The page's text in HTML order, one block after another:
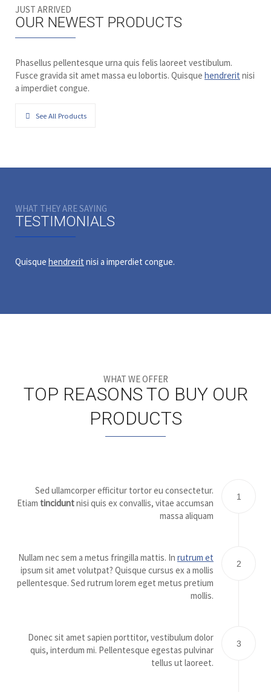
JUST ARRIVED
OUR NEWEST PRODUCTS
Phasellus pellentesque urna quis felis laoreet vestibulum.
Fusce gravida sit amet massa eu lobortis. Quisque hendrerit nisi
a imperdiet congue.
See All Products
WHAT THEY ARE SAYING
TESTIMONIALS
Quisque hendrerit nisi a imperdiet congue.
WHAT WE OFFER
TOP REASONS TO BUY OUR
PRODUCTS
1
Sed ullamcorper efficitur tortor eu consectetur.
Etiam tinciduntnisi quis ex convallis, vitae accumsan
massa aliquam
2
Nullam nec sem a metus fringilla mattis. In rutrum et
ipsum sit amet volutpat? Quisque cursus ex a mollis
pellentesque. Sed rutrum lorem eget metus pretium
mollis.
3
Donec sit amet sapien porttitor, vestibulum dolor
quis, interdum mi. Pellentesque egestas pulvinar
tellus ut laoreet.